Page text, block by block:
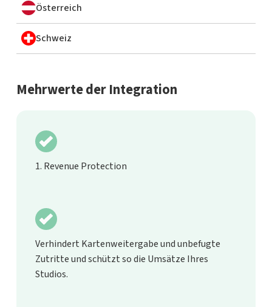
Österreich
Schweiz
Mehrwerte der Integration
1. Revenue Protection
Verhindert Kartenweitergabe und unbefugte
Zutritte und schützt so die Umsätze Ihres
Studios.